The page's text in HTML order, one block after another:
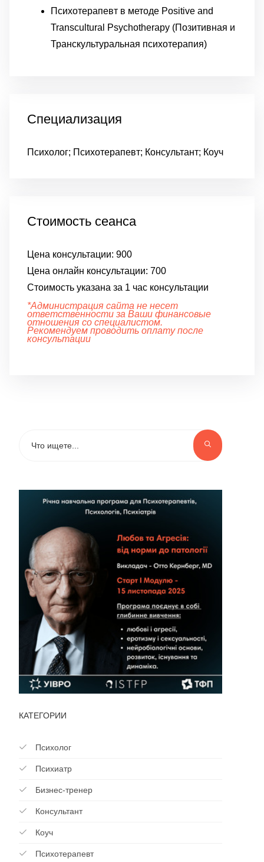
Психотерапевт в методе Positive and
Transcultural Psychotherapy (Позитивная и
Транскультуральная психотерапия)
Специализация
Психолог; Психотерапевт; Консультант; Коуч
Стоимость сеанса
Цена консультации: 900
Цена онлайн консультации: 700
Стоимость указана за 1 час консультации
*Администрация сайта не несет
ответственности за Ваши финансовые
отношения со специалистом.
Рекомендуем проводить оплату после
консультации
КАТЕГОРИИ
Психолог
Психиатр
Бизнес-тренер
Консультант
Коуч
Психотерапевт